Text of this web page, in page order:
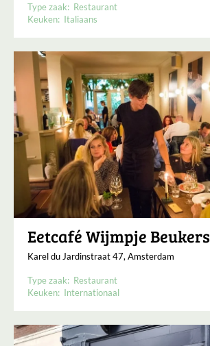
Type zaak: Restaurant
Keuken: Italiaans
Eetcafé Wijmpje Beukers
Karel du Jardinstraat 47, Amsterdam
Type zaak: Restaurant
Keuken: Internationaal